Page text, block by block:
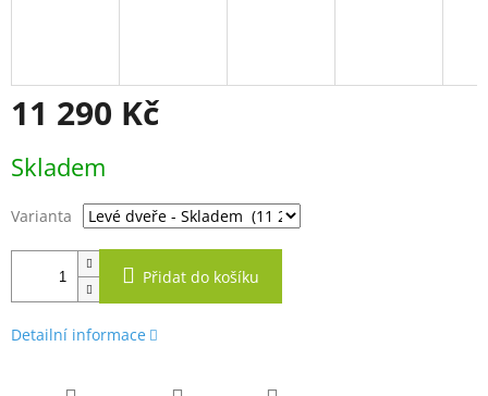
11 290 Kč
cena:
Skladem
Varianta
Přidat do košíku
Detailní informace